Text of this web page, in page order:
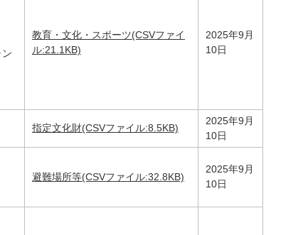
教育・文化・スポーツ(CSVファイ
ル:21.1KB)
2025年9月
10日
指定文化財(CSVファイル:8.5KB)
2025年9月
10日
避難場所等(CSVファイル:32.8KB)
2025年9月
10日